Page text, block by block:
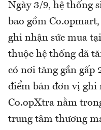
Ngày 3/9, hệ thống
bao gồm
ghi nhận sức mua
thuộc hệ thống đã
có nơi tăng gần gấp
điểm bán đơn vị ghi
Co.opXtra nằm
trung tâm thương